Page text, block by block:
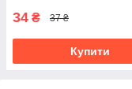
34 ₴ 37 ₴
Купити